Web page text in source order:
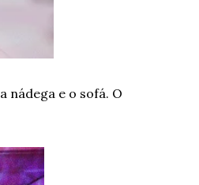
nádega e o sofá. O